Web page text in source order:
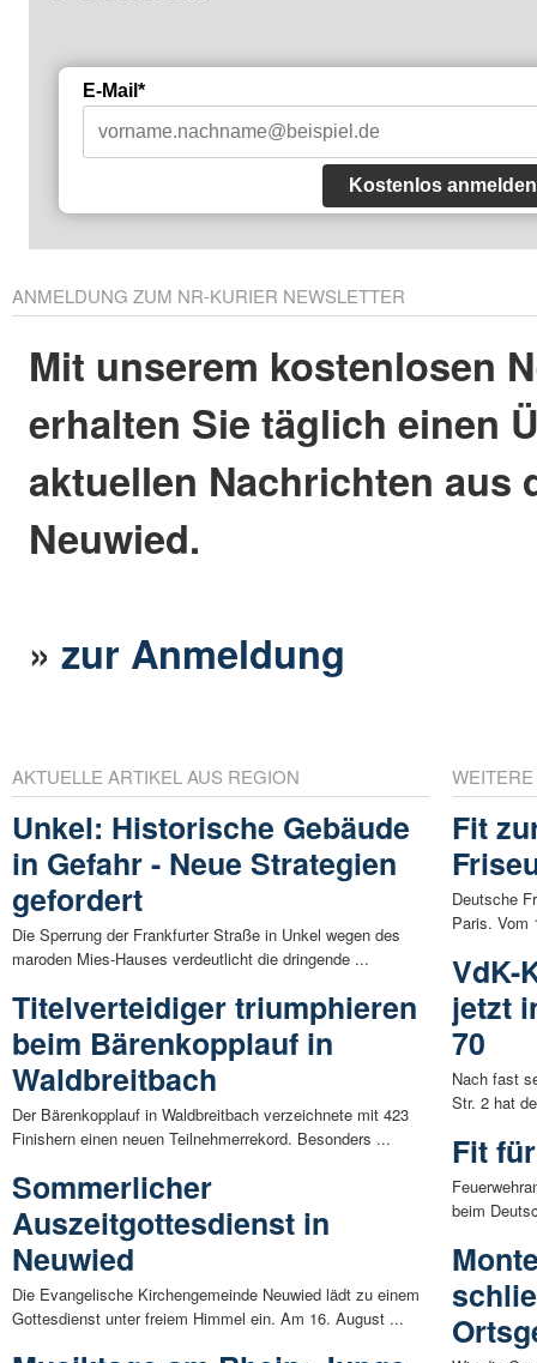
E-Mail*
Kostenlos anmelden
ANMELDUNG ZUM NR-KURIER NEWSLETTER
Mit unserem kostenlosen
erhalten Sie täglich einen
aktuellen Nachrichten aus
Neuwied.
»zur Anmeldung
AKTUELLE ARTIKEL AUS REGION
Unkel: Historische Gebäude
in Gefahr - Neue Strategien
gefordert
Die Sperrung der Frankfurter Straße in Unkel wegen des
maroden Mies-Hauses verdeutlicht die dringende ...
Titelverteidiger triumphieren
beim Bärenkopplauf in
Waldbreitbach
Der Bärenkopplauf in Waldbreitbach verzeichnete mit 423
Finishern einen neuen Teilnehmerrekord. Besonders ...
Sommerlicher
Auszeitgottesdienst in
Neuwied
Die Evangelische Kirchengemeinde Neuwied lädt zu einem
Gottesdienst unter freiem Himmel ein. Am 16. August ...
Fit
Deutsche
Paris. Vom
VdK-
jetzt
70
Nach fast
Str. 2 hat
Fit
beim